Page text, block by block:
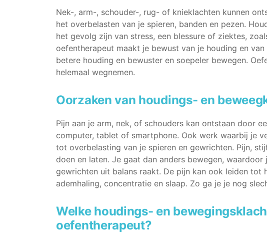
Nek-, arm-, schouder-, rug- of knieklachten kunnen
het overbelasten van je spieren, banden en pezen.
het gevolg zijn van stress, een blessure of ziektes,
oefentherapeut maakt je bewust van je houding en
betere houding en bewuster en soepeler bewegen.
helemaal wegnemen.
Oorzaken van houdings- en
Pijn aan je arm, nek, of schouders kan ontstaan door
computer, tablet of smartphone. Ook werk waarbij je
tot overbelasting van je spieren en gewrichten. Pijn,
doen en laten. Je gaat dan anders bewegen,
gewrichten uit balans raakt. De pijn kan ook leiden tot
ademhaling, concentratie en slaap. Zo ga je je nog
Welke houdings- en
oefentherapeut?